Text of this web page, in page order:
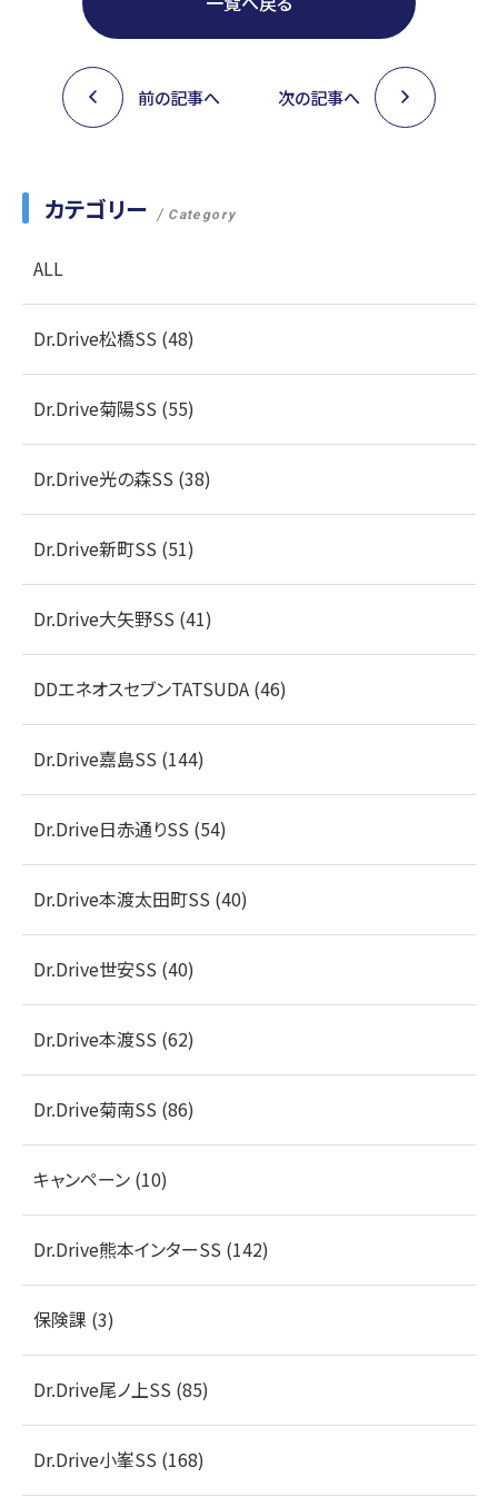
前の記事へ 次の記事へ
カテゴリー Category
ALL
Dr.Drive松橋SS (48)
Dr.Drive菊陽SS (55)
Dr.Drive光の森SS (38)
Dr.Drive新町SS (51)
Dr.Drive大矢野SS (41)
DDエネオスセブンTATSUDA (46)
Dr.Drive嘉島SS (144)
Dr.Drive日赤通りSS (54)
Dr.Drive本渡太田町SS (40)
Dr.Drive世安SS (40)
Dr.Drive本渡SS (62)
Dr.Drive菊南SS (86)
キャンペーン (10)
Dr.Drive熊本インターSS (142)
保険課 (3)
Dr.Drive尾ノ上SS (85)
Dr.Drive小峯SS (168)